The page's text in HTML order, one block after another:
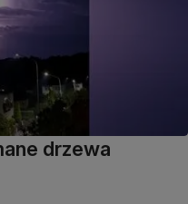
drzewa